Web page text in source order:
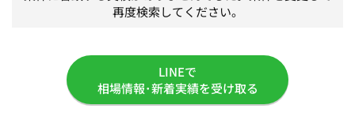
再度検索してください。
LINEで
相場情報･新着実績を受け取る